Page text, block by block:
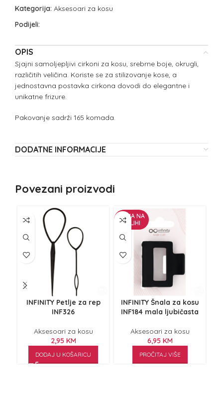
Kategorija: Aksesoari za kosu
Podijeli:
OPIS
Sjajni samoljepljivi cirkoni za kosu, srebrne boje, okrugli,
različitih veličina. Koriste se za stilizovanje kose, a
jednostavna postavka cirkona dovodi do elegantne i
unikatne frizure.
Pakovanje sadrži 165 komada.
DODATNE INFORMACIJE
Povezani proizvodi
INFINITY Petlje za rep
INF326
Aksesoari za kosu
2,95 KM
DODAJ U KOŠARICU
NEMA NA
ZALIHI
INFINITY Šnala za kosu
INF184 mala ljubičasta
Aksesoari za kosu
6,95 KM
PROČITAJ VIŠE